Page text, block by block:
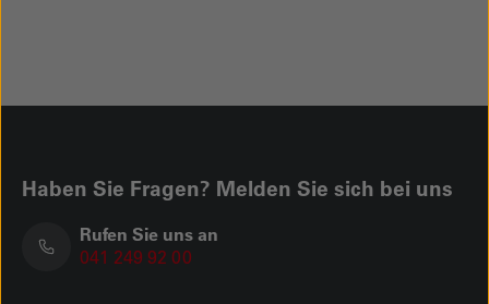
Haben Sie Fragen? Melden Sie sich bei uns
Rufen Sie uns an
041 249 92 00